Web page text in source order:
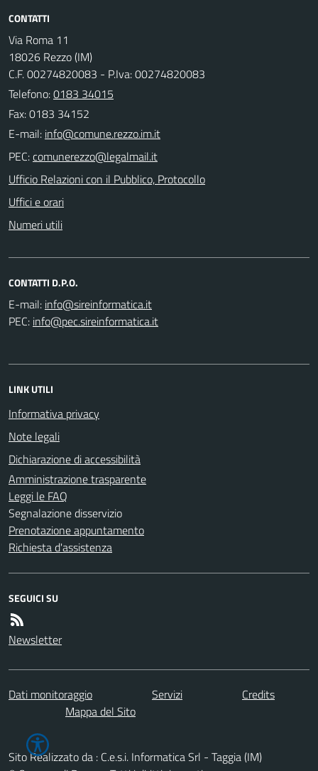
CONTATTI
Via Roma 11
18026 Rezzo (IM)
C.F. 00274820083 - P.Iva: 00274820083
Telefono:0183 34015
Fax: 0183 34152
E-mail:
PEC:
Ufficio Relazioni con il Pubblico, Protocollo
Uffici e orari
Numeri utili
CONTATTI D.P.O.
E-mail:
PEC:
LINK UTILI
Informativa privacy
Note legali
Dichiarazione di accessibilità
Amministrazione trasparente
Leggi le FAQ
Segnalazione disservizio
Prenotazione appuntamento
Richiesta d'assistenza
SEGUICI SU
Newsletter
Dati monitoraggio Servizi
Credits
Mappa del Sito
Sito Realizzato da : C.e.s.i. Informatica Srl - Taggia (IM)